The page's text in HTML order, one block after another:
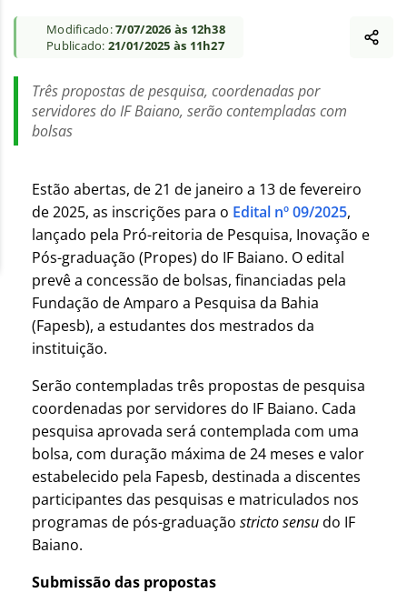
Modificado:7/07/2026 às 12h38
Publicado: 21/01/2025 às 11h27
Três propostas de pesquisa, coordenadas por
servidores do IF Baiano, serão contempladas com
bolsas
Estão abertas, de 21 de janeiro a 13 de fevereiro
de 2025, as inscrições para o Edital nº 09/2025,
lançado pela Pró-reitoria de Pesquisa, Inovação e
Pós-graduação (Propes) do IF Baiano. O edital
prevê a concessão de bolsas, financiadas pela
Fundação de Amparo a Pesquisa da Bahia
(Fapesb), a estudantes dos mestrados da
instituição.
Serão contempladas três propostas de pesquisa
coordenadas por servidores do IF Baiano. Cada
pesquisa aprovada será contemplada com uma
bolsa, com duração máxima de 24 meses e valor
estabelecido pela Fapesb, destinada a discentes
participantes das pesquisas e matriculados nos
programas de pós-graduação stricto sensudo IF
Baiano.
Submissão das propostas